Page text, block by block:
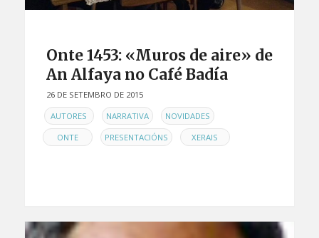
Onte 1453: «Muros de aire» de
An Alfaya no Café Badía
26 DE SETEMBRO DE 2015
EN AUTORES , NARRATIVA , NOVIDADES ,
ONTE , PRESENTACIÓNS , XERAIS